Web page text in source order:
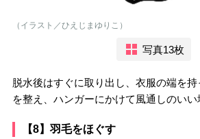
（イラスト／ひえじまゆりこ）
写真13枚
脱水後はすぐに取り出し、衣服の端を
を整え、ハンガーにかけて風通しのいい
【8】羽毛をほぐす